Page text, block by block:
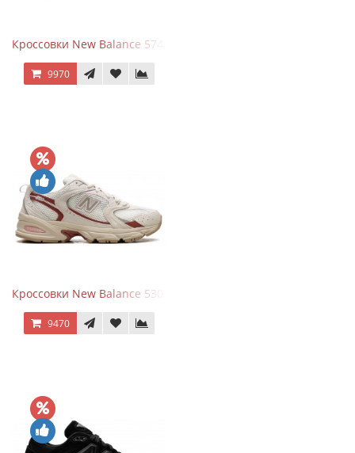
Кроссовки New Balance 574 Silver Summer Fog
9970
Кроссовки New Balance 530 Festival Pack Clay
9470